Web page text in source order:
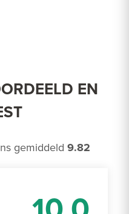
EN
gemiddeld 9.82